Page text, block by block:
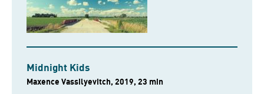
Midnight Kids
Maxence Vassilyevitch, 2019, 23 min